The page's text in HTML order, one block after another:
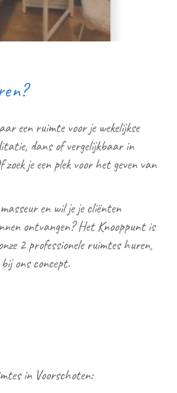
een ruimte voor je wekelijkse
dans of vergelijkbaar in
zoek je een plek voor het geven van
en wil je je cliënten
ontvangen? Het Knooppunt is
2 professionele ruimtes huren,
ons concept.
in Voorschoten: